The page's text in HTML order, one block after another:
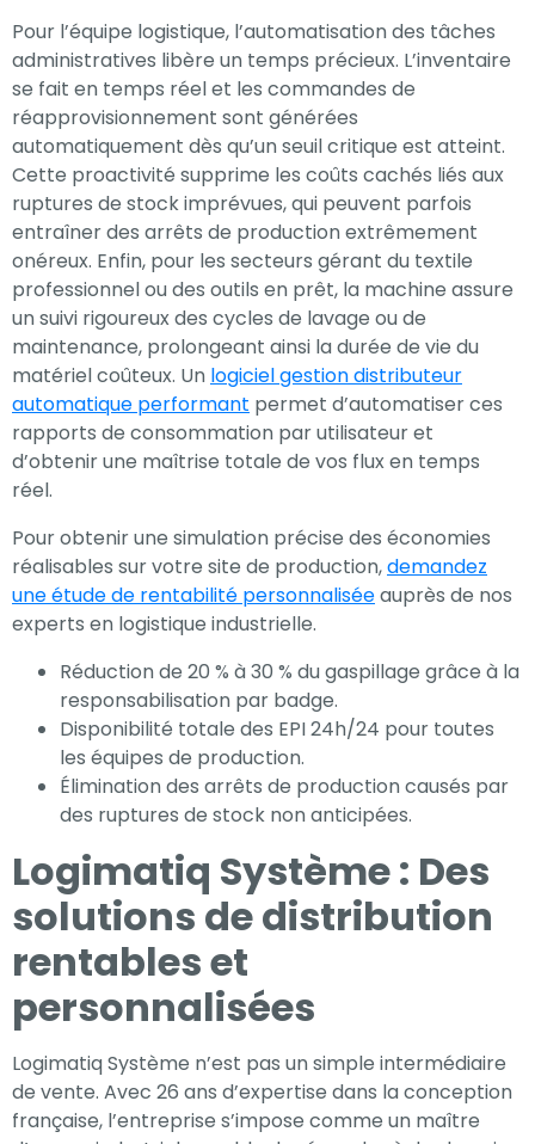
Pour l’équipe logistique, l’automatisation des tâches
administratives libère un temps précieux. L’inventaire
se fait en temps réel et les commandes de
réapprovisionnement sont générées
automatiquement dès qu’un seuil critique est atteint.
Cette proactivité supprime les coûts cachés liés aux
ruptures de stock imprévues, qui peuvent parfois
entraîner des arrêts de production extrêmement
onéreux. Enfin, pour les secteurs gérant du textile
professionnel ou des outils en prêt, la machine assure
un suivi rigoureux des cycles de lavage ou de
maintenance, prolongeant ainsi la durée de vie du
matériel coûteux. Un logiciel gestion distributeur
automatique performant permet d’automatiser ces
rapports de consommation par utilisateur et
d’obtenir une maîtrise totale de vos flux en temps
réel.
Pour obtenir une simulation précise des économies
réalisables sur votre site de production,demandez
une étude de rentabilité personnaliséeauprès de nos
experts en logistique industrielle.
Réduction de 20 % à 30 % du gaspillage grâce à la
responsabilisation par badge.
Disponibilité totale des EPI 24h/24 pour toutes
les équipes de production.
Élimination des arrêts de production causés par
des ruptures de stock non anticipées.
Logimatiq Système : Des
solutions de distribution
rentables et
personnalisées
Logimatiq Système n’est pas un simple intermédiaire
de vente. Avec 26 ans d’expertise dans la conception
française, l’entreprise s’impose comme un maître